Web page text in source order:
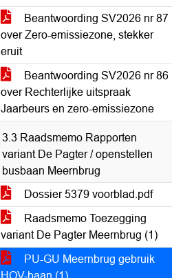
Beantwoording SV2026 nr 87
over Zero-emissiezone, stekker
eruit
Beantwoording SV2026 nr 86
over Rechterlijke uitspraak
Jaarbeurs en zero-emissiezone
3.3 Raadsmemo Rapporten
variant De Pagter / openstellen
busbaan Meernbrug
Dossier 5379 voorblad.pdf
Raadsmemo Toezegging
variant De Pagter Meernbrug (1)
PU-GU Meernbrug gebruik
HOV-baan (1)